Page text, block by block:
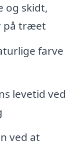
og skidt,
på træet
farve
levetid ved
ved at